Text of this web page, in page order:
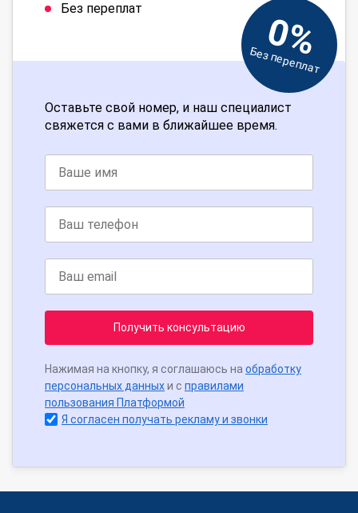
Без переплат
0%
Без переплат
Оставьте свой номер, и наш специалист
свяжется с вами в ближайшее время.
Получить консультацию
Нажимая на кнопку, я соглашаюсь на обработку
персональных данныхи с правилами
пользования Платформой
Я согласен получать рекламу и звонки